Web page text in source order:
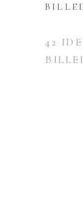
42